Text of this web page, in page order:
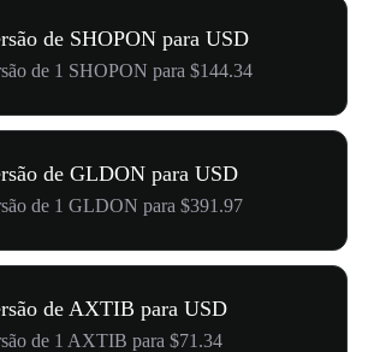
de SHOPON para USD
de 1 SHOPON para $144.34
de GLDON para USD
de 1 GLDON para $391.97
de AXTIB para USD
de 1 AXTIB para $71.34